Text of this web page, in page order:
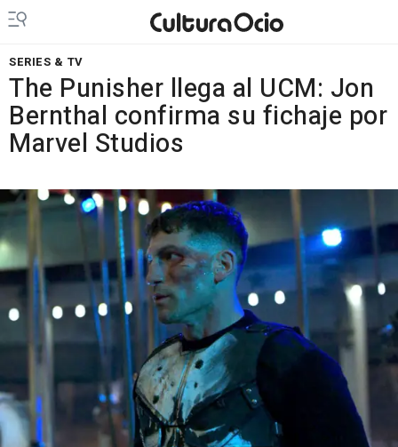
SERIES & TV
The Punisher llega al UCM: Jon
Bernthal confirma su fichaje por
Marvel Studios